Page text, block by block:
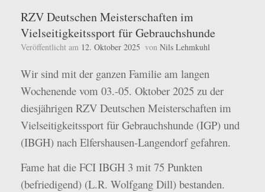
RZV Deutschen Meisterschaften im
Vielseitigkeitssport für Gebrauchshunde
Veröffentlicht am 12. Oktober 2025 von Nils Lehmkuhl
Wir sind mit der ganzen Familie am langen
Wochenende vom 03.-05. Oktober 2025 zu der
diesjährigen RZV Deutschen Meisterschaften im
Vielseitigkeitssport für Gebrauchshunde (IGP) und
(IBGH) nach Elfershausen-Langendorf gefahren.
Fame hat die FCI IBGH 3 mit 75 Punkten
(befriedigend) (L.R. Wolfgang Dill) bestanden.